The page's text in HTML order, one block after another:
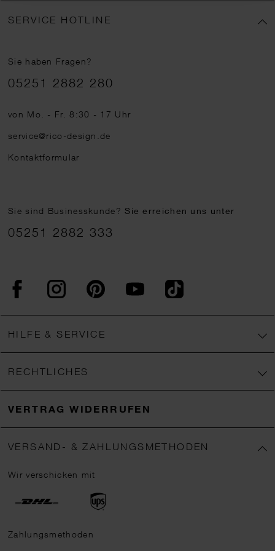
SERVICE HOTLINE
Sie haben Fragen?
Telefonnummer
05251 2882 280
von Mo. - Fr. 8:30 - 17 Uhr
service@rico-design.de
Kontaktformular
Sie sind Businesskunde?Sie erreichen uns unter
05251 2882 333
FacebookInstagram PinterestYouTubeTikTok
HILFE & SERVICE
RECHTLICHES
VERTRAG WIDERRUFEN
VERSAND- & ZAHLUNGSMETHODEN
Wir verschicken mit
Zahlungsmethoden